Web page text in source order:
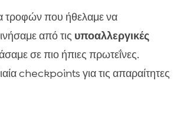
τροφών που ήθελαμε να
από τις υποαλλεργικές
σε πιο ήπιες πρωτεΐνες.
checkpoints για τις απαραίτητες